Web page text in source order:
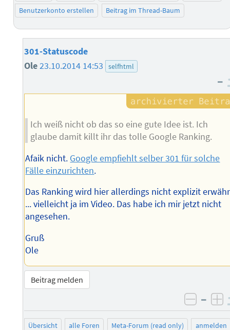
Benutzerkonto erstellen
Beitrag im Thread-Baum
301-Statuscode
Ole23.10.2014 14:53 selfhtml
–
Ich weiß nicht ob das so eine gute Idee ist. Ich
glaube damit killt ihr das tolle Google Ranking.
Afaik nicht. Google empfiehlt selber 301 für solche
Fälle einzurichten.
Das Ranking wird hier allerdings nicht explizit
... vielleicht ja im Video. Das habe ich mir jetzt nicht
angesehen.
Gruß
Ole
Beitrag melden
–
Übersicht alle Foren Meta-Forum (read only) anmelden